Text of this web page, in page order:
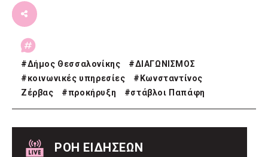
#Δήμος Θεσσαλονίκης #ΔΙΑΓΩΝΙΣΜΟΣ
#κοινωνικές υπηρεσίες #Κωνσταντίνος
Ζέρβας
#προκήρυξη #στάβλοι Παπάφη
ΡΟΗ ΕΙΔΗΣΕΩΝ